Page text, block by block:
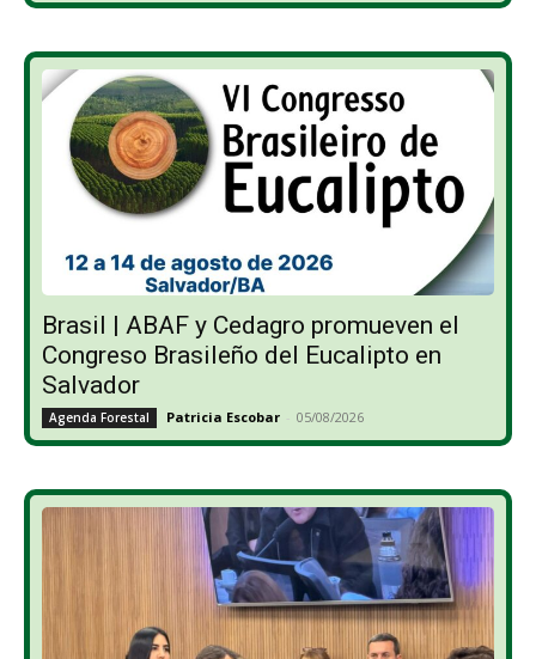
Brasil | ABAF y Cedagro promueven el
Congreso Brasileño del Eucalipto en
Salvador
Agenda Forestal Patricia Escobar - 05/08/2026